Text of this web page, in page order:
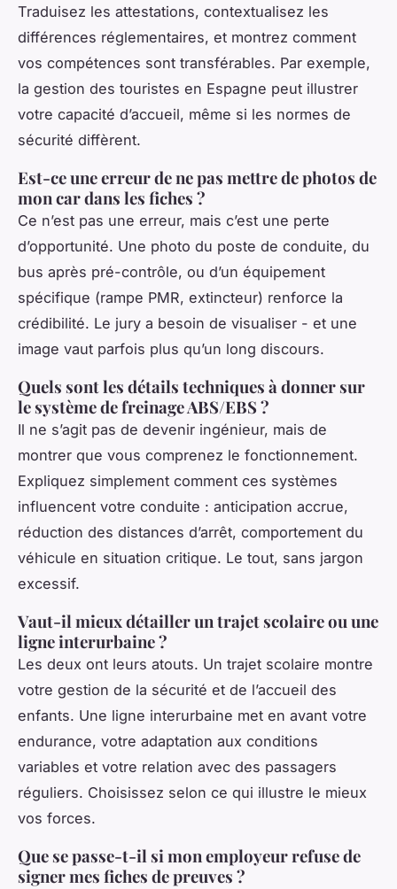
Traduisez les attestations, contextualisez les
différences réglementaires, et montrez comment
vos compétences sont transférables. Par exemple,
la gestion des touristes en Espagne peut illustrer
votre capacité d’accueil, même si les normes de
sécurité diffèrent.
Est-ce une erreur de ne pas mettre de photos de
mon car dans les fiches ?
Ce n’est pas une erreur, mais c’est une perte
d’opportunité. Une photo du poste de conduite, du
bus après pré-contrôle, ou d’un équipement
spécifique (rampe PMR, extincteur) renforce la
crédibilité. Le jury a besoin de visualiser - et une
image vaut parfois plus qu’un long discours.
Quels sont les détails techniques à donner sur
le système de freinage ABS/EBS ?
Il ne s’agit pas de devenir ingénieur, mais de
montrer que vous comprenez le fonctionnement.
Expliquez simplement comment ces systèmes
influencent votre conduite : anticipation accrue,
réduction des distances d’arrêt, comportement du
véhicule en situation critique. Le tout, sans jargon
excessif.
Vaut-il mieux détailler un trajet scolaire ou une
ligne interurbaine ?
Les deux ont leurs atouts. Un trajet scolaire montre
votre gestion de la sécurité et de l’accueil des
enfants. Une ligne interurbaine met en avant votre
endurance, votre adaptation aux conditions
variables et votre relation avec des passagers
réguliers. Choisissez selon ce qui illustre le mieux
vos forces.
Que se passe-t-il si mon employeur refuse de
signer mes fiches de preuves ?